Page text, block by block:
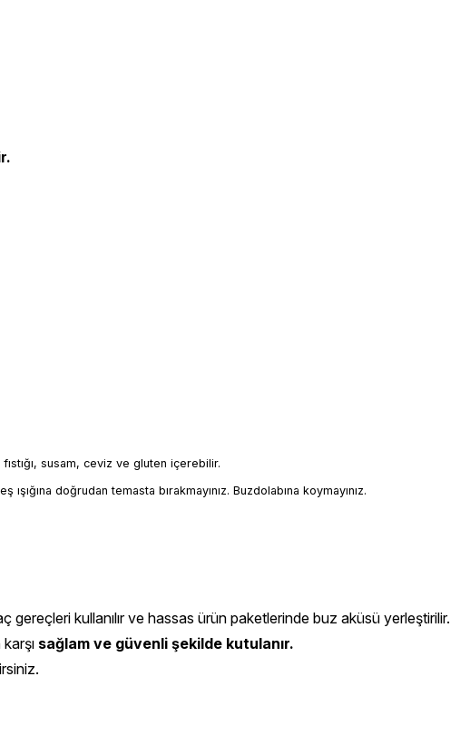
susam, ceviz ve gluten içerebilir.
doğrudan temasta bırakmayınız. Buzdolabına koymayınız.
gereçleri kullanılır ve hassas ürün paketlerinde buz aküsü yerleştirilir.
sağlam ve güvenli şekilde kutulanır.